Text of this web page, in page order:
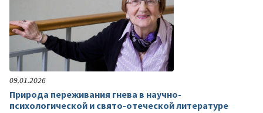
09.01.2026
Природа переживания гнева в научно-
психологической и свято-отеческой литературе